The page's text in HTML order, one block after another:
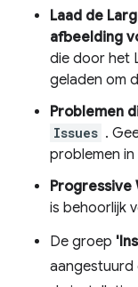
Laad de
afbeelding
die door het
geladen om
Problemen
Issues .
problemen
Progressive
is behoorlijk
De groep
aangestuurd